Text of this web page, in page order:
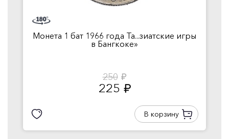
Монета 1 бат 1966 года Та...зиатские игры
в Бангкоке»
250 руб.
225 руб.
В корзину